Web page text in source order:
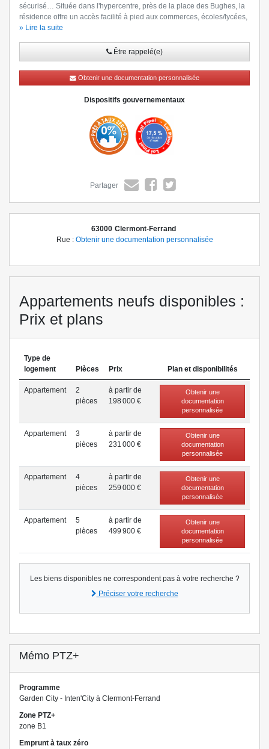
sécurisé… Située dans l'hypercentre, près de la place des Bughes, la
résidence offre un accès facilité à pied aux commerces, écoles/lycées,
transports et équipements publics. Le campus Michelin se situe à 500
un petit parcours santé pour le bien-être des occupants et est prolongé
par un parc public pour une connexion quotidienne à la nature.
Contactez-nous dès à présent au(Être rappelé(e))pour découvrir
notre résidence et rencontrez nos équipes.
» Lire la suite
Être rappelé(e)
Obtenir une documentation personnalisée
Dispositifs gouvernementaux
Partager
63000 Clermont-Ferrand
Rue : Obtenir une documentation personnalisée
Appartements neufs disponibles :
Prix et plans
Type de
logement
Pièces Prix Plan et disponibilités
Appartement
2
pièces
à partir de
198 000 €
Obtenir une
documentation
personnalisée
Appartement
3
pièces
à partir de
231 000 €
Obtenir une
documentation
personnalisée
Appartement
4
pièces
à partir de
259 000 €
Obtenir une
documentation
personnalisée
Appartement
5
pièces
à partir de
499 900 €
Obtenir une
documentation
personnalisée
Les biens disponibles ne correspondent pas à votre recherche ?
Préciser votre recherche
Mémo PTZ+
Programme
Garden City - Inten'City à Clermont-Ferrand
Zone PTZ+
zone B1
Emprunt à taux zéro